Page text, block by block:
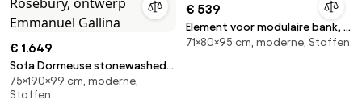
€ 1.649
Sofa Dormeuse stonewashed
fluweel, Rosebury, ontwerp
Emmanuel Gallina
75×190×99 cm, moderne,
Stoffen
€ 539
Element voor modulaire bank, in
ribfluweel, Seven
71×80×95 cm, moderne, Stoffen